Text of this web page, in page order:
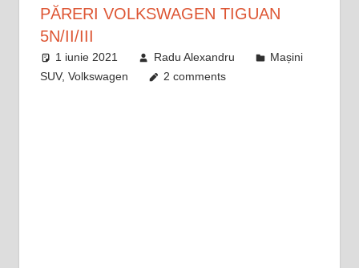
PĂRERI VOLKSWAGEN TIGUAN
5N/II/III
1 iunie 2021 Radu Alexandru
Mașini
SUV, Volkswagen 2 comments